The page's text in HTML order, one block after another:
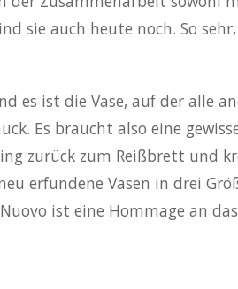
sie auch heute noch. So
es ist die Vase, auf der alle
Es braucht also eine
zurück zum Reißbrett und
erfundene Vasen in drei
ist eine Hommage an